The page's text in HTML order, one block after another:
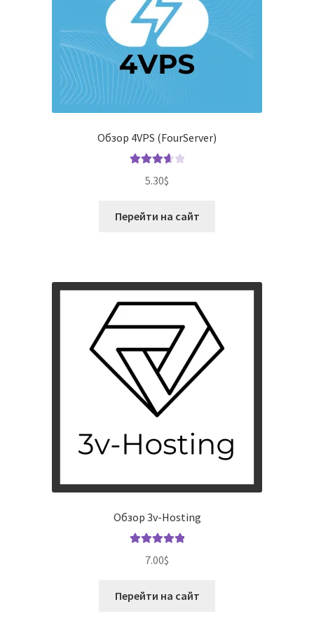
Обзор 4VPS (FourServer)
из 5
5.30$
Перейти на сайт
Обзор 3v-Hosting
из 5
7.00$
Перейти на сайт